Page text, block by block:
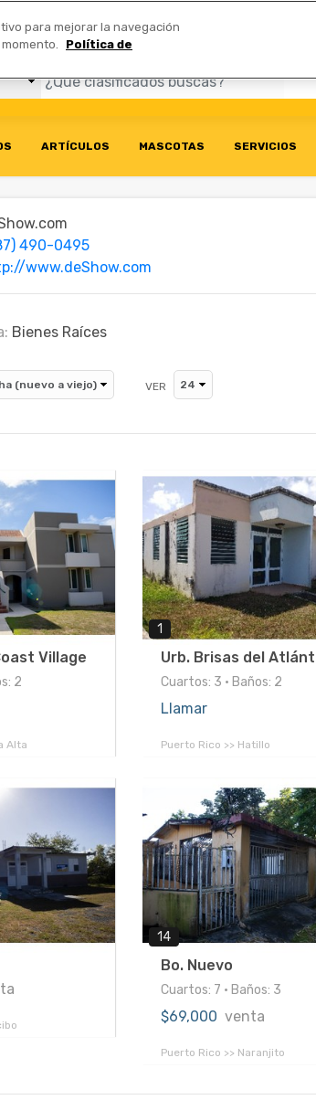
ARTÍCULOS MASCOTAS SERVICIOS
490-0495
www.deShow.com
Bienes Raíces
VER
Village
2
Alta
1
Urb. Brisas del
Cuartos: 3 • Baños: 2
Llamar
Puerto Rico >> Hatillo
14
Bo. Nuevo
Cuartos: 7 • Baños: 3
$69,000 venta
Puerto Rico >> Naranjito
para mejorar la navegación
Política de